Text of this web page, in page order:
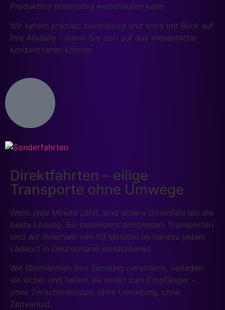
Produktion planmäßig weiterlaufen kann.
Wir liefern präzise, zuverlässig und stets mit Blick auf
Ihre Abläufe – damit Sie sich auf das Wesentliche
konzentrieren können.
Direktfahrten – eilige
Transporte ohne Umwege
Wenn jede Minute zählt, sind unsere Direktfahrten die
beste Lösung. Bei besonders dringenden Transporten
sind wir innerhalb von 60 Minuten an nahezu jedem
Ladeort in Deutschland einsatzbereit.
Wir übernehmen Ihre Sendung persönlich, verladen
sie sicher und liefern sie direkt zum Empfänger –
ohne Zwischenstopps, ohne Umladung, ohne
Zeitverlust.